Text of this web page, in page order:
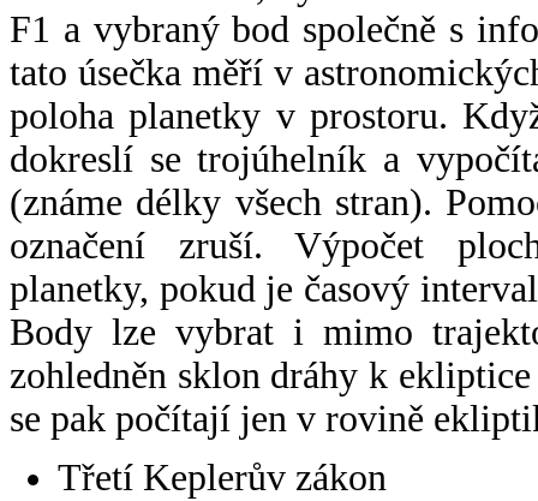
F1 a vybraný bod společně s
tato úsečka měří v
poloha planetky v prostoru.
dokreslí se trojúhelník a
(známe délky všech stran).
označení zruší. Výpočet
planetky, pokud je časový
Body lze vybrat i mimo
zohledněn sklon dráhy k
se pak počítají jen v rovině
Třetí Keplerův zákon